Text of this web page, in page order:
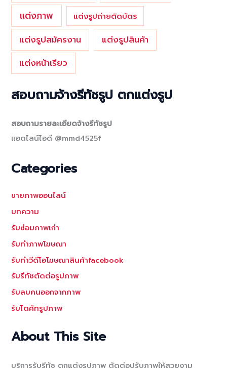
แต่งภาพ แต่งรูปถ่ายติดบัตร
แต่งรูปสมัครงาน
แต่งรูปสินค้า
แต่งหน้าเรียว
สอบถามจ้างรีทัชรูป ตกแต่งรูป
สอบถามรายละเอียดจ้างรีทัชรูป
แอดไลน์ไอดี @mmd4525f
Categories
ขายภาพออนไลน์
บทความ
รับซ่อมภาพเก่า
รับทำภาพโฆษณา
รับทำวีดีโอโฆษณาสินค้าfacebook
รับรีทัชตัดต่อรูปภาพ
รับลบคนออกจากภาพ
รับไดคัทรูปภาพ
About This Site
บริการรับรีทัช ตกแต่งรูปภาพ ตัดต่อปรับภาพให้สวยงาม